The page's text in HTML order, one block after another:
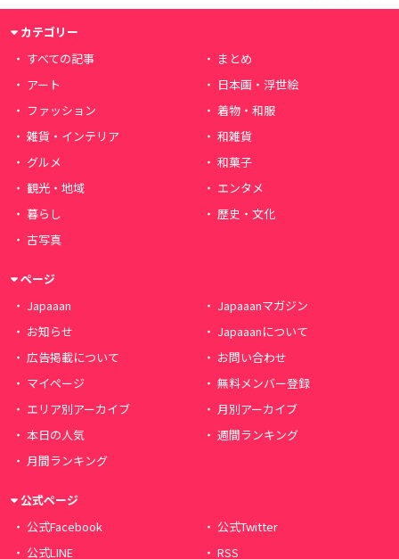
カテゴリー
すべての記事
まとめ
アート
日本画・浮世絵
ファッション
着物・和服
雑貨・インテリア
和雑貨
グルメ
和菓子
観光・地域
エンタメ
暮らし
歴史・文化
古写真
ページ
Japaaan
Japaaanマガジン
お知らせ
Japaaanについて
広告掲載について
お問い合わせ
マイページ
無料メンバー登録
エリア別アーカイブ
月別アーカイブ
本日の人気
週間ランキング
月間ランキング
公式ページ
公式Facebook
公式Twitter
公式LINE
RSS